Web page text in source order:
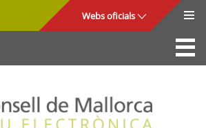
Webs oficials
La Seu
Consell de Mallorca